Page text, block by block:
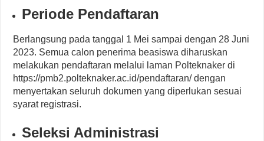
Periode Pendaftaran
Berlangsung pada tanggal 1 Mei sampai dengan 28 Juni
2023. Semua calon penerima beasiswa diharuskan
melakukan pendaftaran melalui laman Polteknaker di
https://pmb2.polteknaker.ac.id/pendaftaran/ dengan
menyertakan seluruh dokumen yang diperlukan sesuai
syarat registrasi.
Seleksi Administrasi